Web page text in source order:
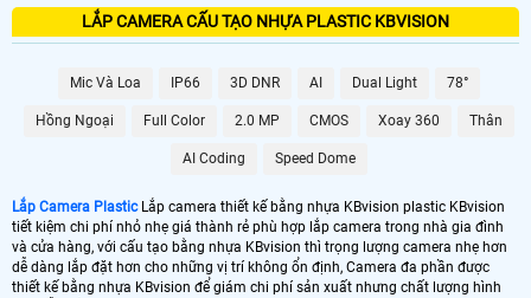
LẮP CAMERA CẤU TẠO NHỰA PLASTIC KBVISION
Mic Và Loa IP66 3D DNR AI Dual Light 78°
Hồng Ngoại Full Color 2.0 MP CMOS Xoay 360 Thân
AI Coding Speed Dome
Lắp Camera PlasticLắp camera thiết kế bằng nhựa KBvision plastic KBvision
tiết kiệm chi phí nhỏ nhẹ giá thành rẻ phù hợp lắp camera trong nhà gia đình
và cửa hàng, với cấu tạo bằng nhựa KBvision thì trọng lượng camera nhẹ hơn
dễ dàng lắp đặt hơn cho những vị trí không ổn định, Camera đa phần được
thiết kế bằng nhựa KBvision để giám chi phí sản xuất nhưng chất lượng hình